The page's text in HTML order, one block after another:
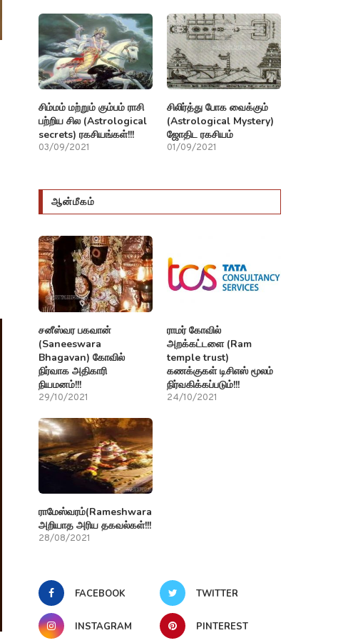
சிம்மம் மற்றும் கும்பம் ராசி
பற்றிய சில (Astrological
secrets) ரகசியங்கள்!!!
03/09/2021
சிலிர்த்து போக வைக்கும்
(Astrological Mystery)
ஜோதிட ரகசியம்
01/09/2021
ஆன்மீகம்
சனீஸ்வர பகவான்
(Saneeswara
Bhagavan) கோவில்
நிர்வாக அதிகாரி
நியமனம்!!!
29/10/2021
ராமர் கோவில்
அறக்கட்டளை (Ram
temple trust)
கணக்குகள் டிசிஎஸ் மூலம்
நிர்வகிக்கப்படும்!!!
24/10/2021
ராமேஸ்வரம்(Rameshwaram)பற்றி
அறியாத அரிய தகவல்கள்!!!
28/08/2021
FACEBOOK TWITTER
INSTAGRAM PINTEREST